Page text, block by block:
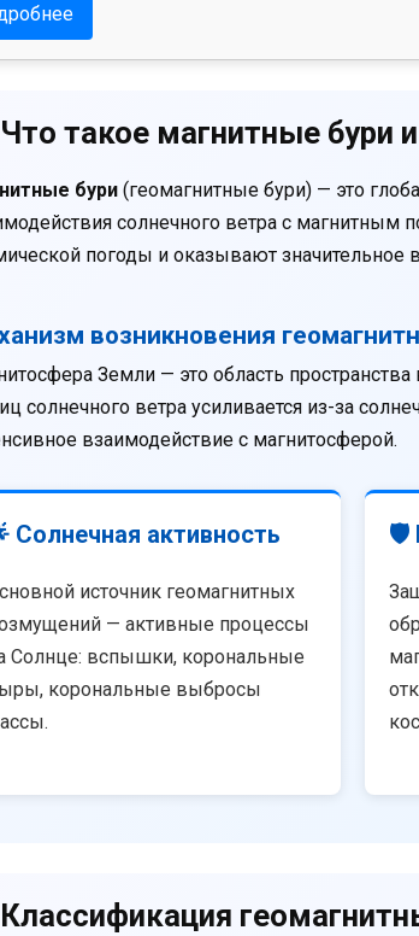
такое магнитные бури
бури (геомагнитные бури) — это
солнечного ветра с
погоды и оказывают значительное
возникновения
Земли — это область
солнечного ветра усиливается из-за
взаимодействие с магнитосферой.
Солнечная активность
источник геомагнитных
— активные процессы
Солнце: вспышки, корональные
корональные выбросы
🛡️